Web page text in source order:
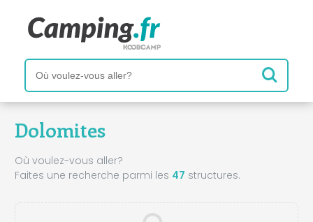
Dolomites
Où voulez-vous aller?
Faites une recherche parmi les 47 structures.